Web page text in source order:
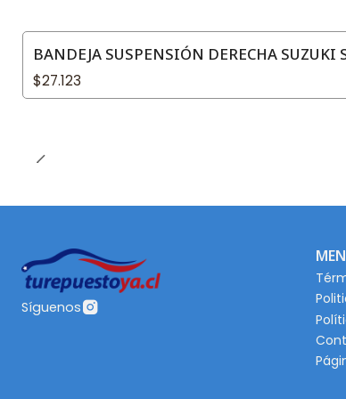
BANDEJA SUSPENSIÓN DERECHA
$27.123
Síguenos